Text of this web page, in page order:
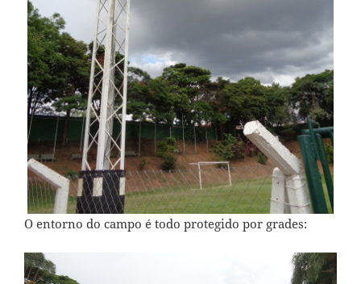
O entorno do campo é todo protegido por grades: